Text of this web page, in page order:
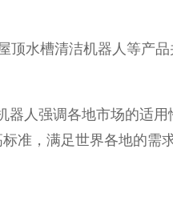
水槽清洁机器人等产
人强调各地市场的适用
准，满足世界各地的需